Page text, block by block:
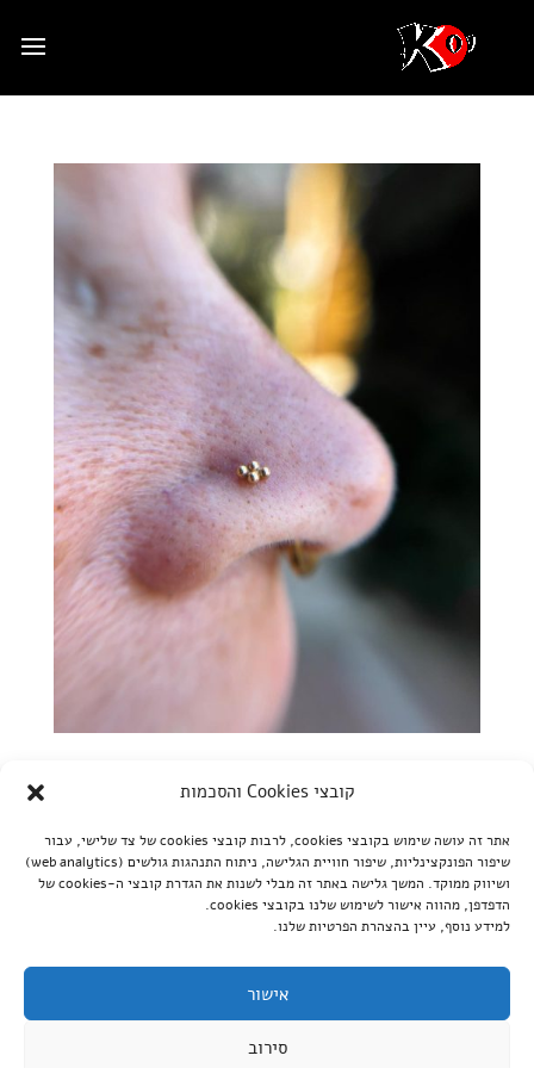
קובצי Cookies והסכמות
אתר זה עושה שימוש בקובצי cookies, לרבות קובצי cookies של צד שלישי, עבור
שיפור הפונקצינליות, שיפור חוויית הגלישה, ניתוח התנהגות גולשים (web analytics)
ושיווק ממוקד. המשך גלישה באתר זה מבלי לשנות את הגדרת קובצי ה-cookies של
הדפדפן, מהווה אישור לשימוש שלנו בקובצי cookies.
למידע נוסף, עיין בהצהרת הפרטיות שלנו.
אישור
סירוב
נזם באף: מה חשוב לדעת לפני שעושים
|דף בית,חשוב לדעת
נכתב על ידי נזם נחשב לפירסינג השני הכי נפוץ אחרי התנוך אז
דווקא בגלל זה מגיע לו שנשפוך עליו קצת אור ונכיר אותו לעומק.
תאמינו או לא אבל האזכור הראשון של נזם מופיע בתנ"ך! אברהם
אבינו דאג מזה שבנו יצחק עדיין לא התחתן (נשמע מוכר?) ושלח
את עבדו עם מתנות למצוא ליצחק...